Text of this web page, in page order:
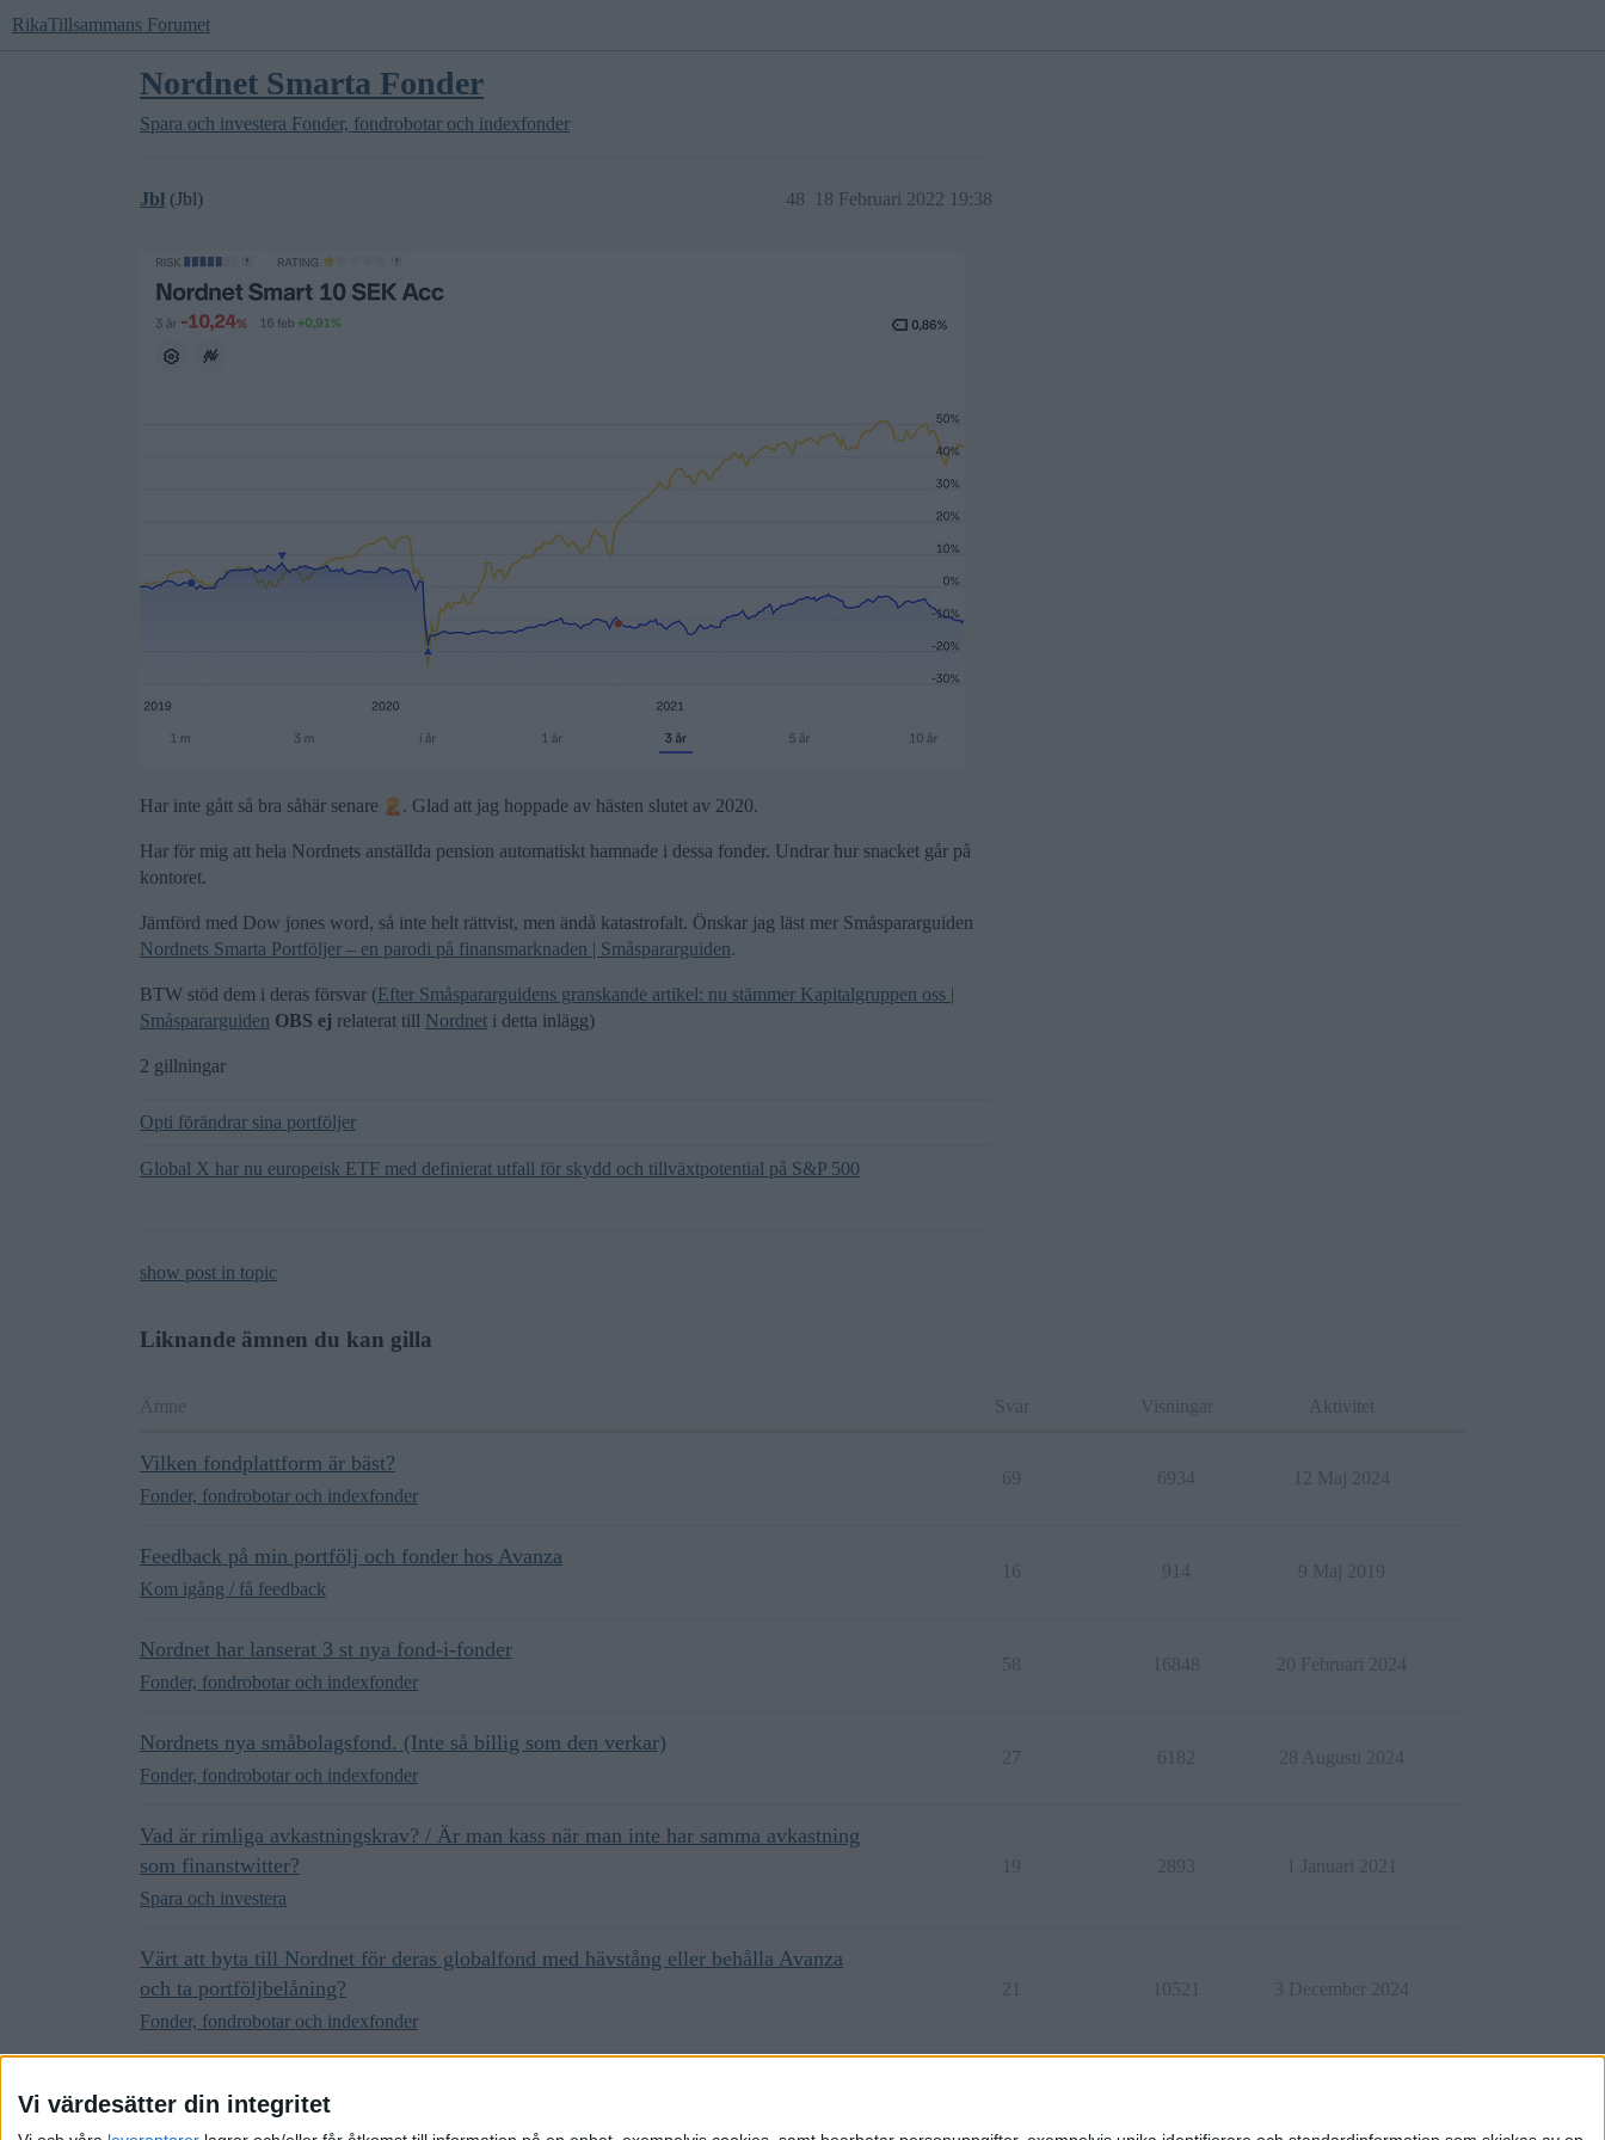
Vi värdesätter din integritet
RikaTillsammans Forumet
Nordnet Smarta Fonder
Spara och investera Fonder, fondrobotar och indexfonder
Jbl (Jbl) 18 Februari 2022 19:38
48
Har inte gått så bra såhär senare . Glad att jag hoppade av hästen slutet av 2020.
Har för mig att hela Nordnets anställda pension automatiskt hamnade i dessa fonder. Undrar hur snacket går på
kontoret.
Jämförd med Dow jones word, så inte helt rättvist, men ändå katastrofalt. Önskar jag läst mer Småspararguiden
Nordnets Smarta Portföljer – en parodi på finansmarknaden | Småspararguiden.
BTW stöd dem i deras försvar (Efter Småspararguidens granskande artikel: nu stämmer Kapitalgruppen oss |
Småspararguiden OBS ej relaterat till Nordnet i detta inlägg)
2 gillningar
Opti förändrar sina portföljer
Global X har nu europeisk ETF med definierat utfall för skydd och tillväxtpotential på S&P 500
show post in topic
Liknande ämnen du kan gilla
Ämne Svar Visningar Aktivitet
Vilken fondplattform är bäst?
Fonder, fondrobotar och indexfonder
69 6934 12 Maj 2024
Feedback på min portfölj och fonder hos Avanza
Kom igång / få feedback
16 914 9 Maj 2019
Nordnet har lanserat 3 st nya fond-i-fonder
Fonder, fondrobotar och indexfonder
58 16848 20 Februari 2024
Nordnets nya småbolagsfond. (Inte så billig som den verkar)
Fonder, fondrobotar och indexfonder
27 6182 28 Augusti 2024
Vad är rimliga avkastningskrav? / Är man kass när man inte har samma avkastning
som finanstwitter?
Spara och investera
19 2893 1 Januari 2021
Värt att byta till Nordnet för deras globalfond med hävstång eller behålla Avanza
och ta portföljbelåning?
Fonder, fondrobotar och indexfonder
21 10521 3 December 2024
Nyheter och omvärldsbevakning